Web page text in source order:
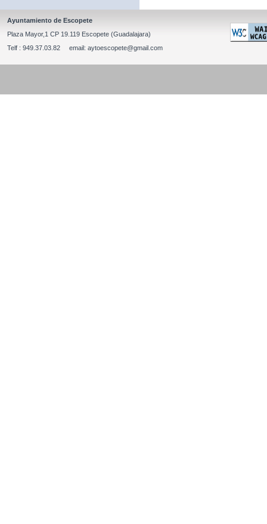
Ayuntamiento de Escopete
Plaza Mayor,1 CP 19.119 Escopete (Guadalajara)
Telf : 949.37.03.82 email: aytoescopete@gmail.com